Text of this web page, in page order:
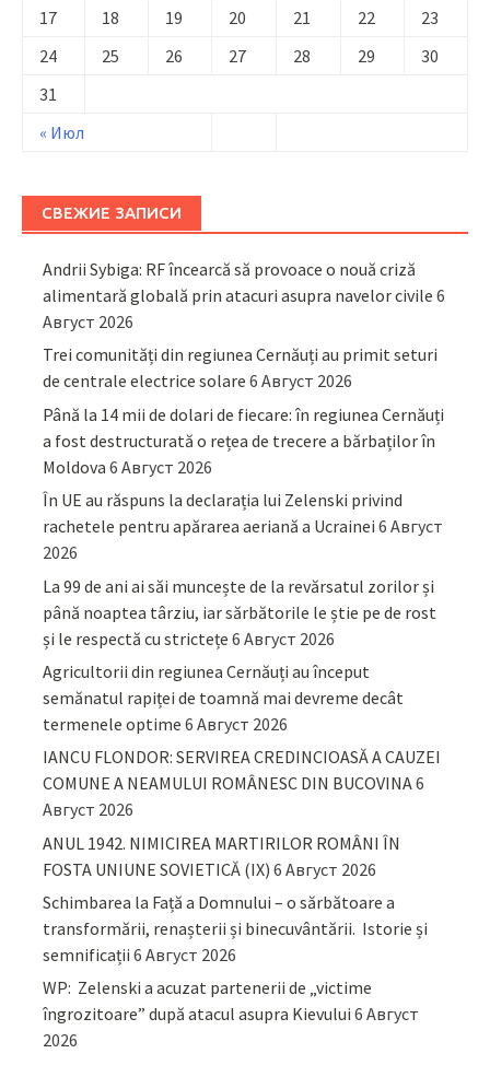
« Июл
17
18 19 20 21 22
23
24
25 26 27 28 29
30
31
СВЕЖИЕ ЗАПИСИ
Andrii Sybiga: RF încearcă să provoace o nouă criză
alimentară globală prin atacuri asupra navelor civile 6
Август 2026
Trei comunități din regiunea Cernăuți au primit seturi
de centrale electrice solare 6 Август 2026
Până la 14 mii de dolari de fiecare: în regiunea Cernăuți
a fost destructurată o rețea de trecere a bărbaților în
Moldova 6 Август 2026
În UE au răspuns la declarația lui Zelenski privind
rachetele pentru apărarea aeriană a Ucrainei 6 Август
2026
La 99 de ani ai săi muncește de la revărsatul zorilor și
până noaptea târziu, iar sărbătorile le știe pe de rost
și le respectă cu strictețe 6 Август 2026
Agricultorii din regiunea Cernăuți au început
semănatul rapiței de toamnă mai devreme decât
termenele optime 6 Август 2026
IANCU FLONDOR: SERVIREA CREDINCIOASĂ A CAUZEI
COMUNE A NEAMULUI ROMÂNESC DIN BUCOVINA6
Август 2026
ANUL 1942. NIMICIREA MARTIRILOR ROMÂNI ÎN
FOSTA UNIUNE SOVIETICĂ (IX) 6 Август 2026
Schimbarea la Față a Domnului – o sărbătoare a
transformării, renașterii și binecuvântării. Istorie și
semnificații 6 Август 2026
WP: Zelenski a acuzat partenerii de „victime
îngrozitoare” după atacul asupra Kievului 6 Август
2026